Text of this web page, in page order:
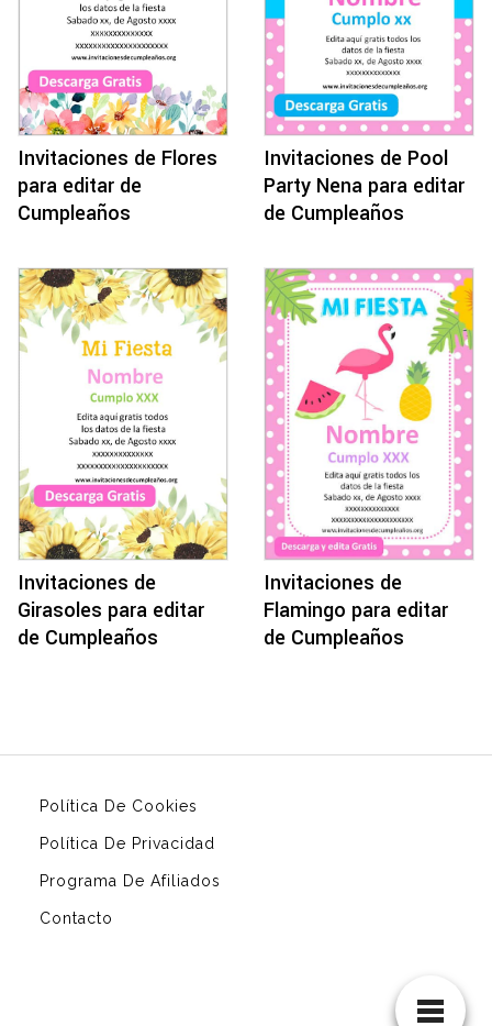
Invitaciones de Flores
para editar de
Cumpleaños
Invitaciones de Pool
Party Nena para editar
de Cumpleaños
Invitaciones de
Girasoles para editar
de Cumpleaños
Invitaciones de
Flamingo para editar
de Cumpleaños
Política De Cookies
Política De Privacidad
Programa De Afiliados
Contacto